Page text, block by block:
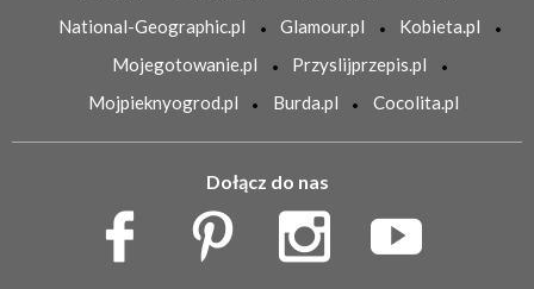
National-Geographic.pl
Glamour.pl
Kobieta.pl
Mojegotowanie.pl
Przyslijprzepis.pl
Mojpieknyogrod.pl
Burda.pl Cocolita.pl
Dołącz do nas